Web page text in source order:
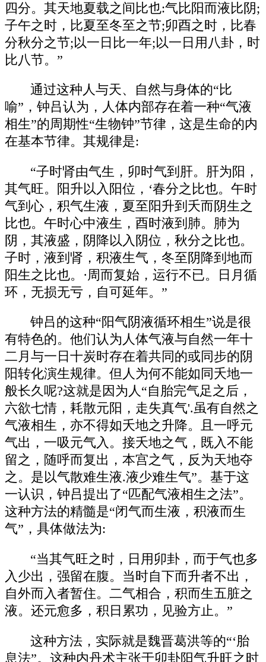
四分。其天地夏载之间比也:气比阳而液比阴;
子午之时，比夏至冬至之节;卯酉之时，比春
分秋分之节;以一日比一年;以一日用八卦，时
比八节。”
通过这种人与天、自然与身体的“比
喻”，钟吕认为，人体内部存在着一种“气液
相生”的周期性“生物钟”节律，这是生命的内
在基本节律。其规律是:
“子时肾由气生，卯时气到肝。肝为阳，
其气旺。阳升以入阳位，‘春分之比也。午时
气到心，积气生液，夏至阳升到夭而阴生之
比也。午时心中液生，酉时液到肺。肺为
阴，其液盛，阴降以入阴位，秋分之比也。
子时，液到肾，积液生气，冬至阴降到地而
阳生之比也。·周而复始，运行不已。日月循
环，无损无亏，自可延年。”
钟吕的这种“阳气阴液循环相生”说是很
有特色的。他们认为人体气液与自然一年十
二月与一日十炭时存在着共同的或同步的阴
阳转化演生规律。但人为何不能如同夭地一
般长久呢?这就是因为人“自胎完气足之后，
六欲七情，耗散元阳，走失真气'.虽有自然之
气液相生，亦不得如夭地之升降。且一呼元
气出，一吸元气入。接夭地之气，既入不能
留之，随呼而复出，本宫之气，反为天地夺
之。是以气散难生液.液少难生气”。基于这
一认识，钟吕提出了“匹配气液相生之法”。
这种方法的精髓是“闭气而生液，积液而生
气”，具体做法为:
“当其气旺之时，日用卯卦，而于气也多
入少出，强留在腹。当时自下而升者不出，
自外而入者暂住。二气相合，积而生五脏之
液。还元愈多，积日累功，见验方止。”
这种方法，实际就是魏晋葛洪等的“‘胎
息法”。这种内丹术主张于卯卦阳气升旺之时